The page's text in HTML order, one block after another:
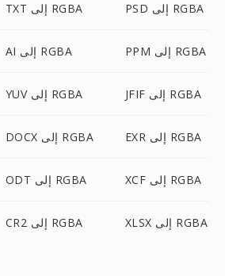
TXT إلى RGBA PSD إلى RGBA
AI إلى RGBA PPM إلى RGBA
YUV إلى RGBA JFIF إلى RGBA
DOCX إلى RGBA EXR إلى RGBA
ODT إلى RGBA XCF إلى RGBA
CR2 إلى RGBA XLSX إلى RGBA